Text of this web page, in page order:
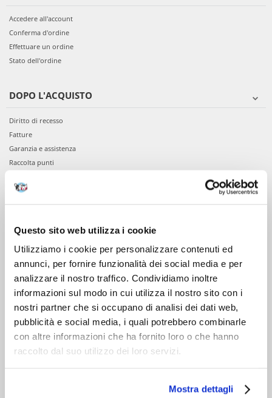
Questo sito web utilizza i cookie
Utilizziamo i cookie per personalizzare contenuti ed
annunci, per fornire funzionalità dei social media e per
analizzare il nostro traffico. Condividiamo inoltre
informazioni sul modo in cui utilizza il nostro sito con i
nostri partner che si occupano di analisi dei dati web,
pubblicità e social media, i quali potrebbero combinarle
con altre informazioni che ha fornito loro o che hanno
raccolto dal suo utilizzo dei loro servizi.
Mostra dettagli
Accedere all'account
Conferma d'ordine
Effettuare un ordine
Stato dell'ordine
DOPO L'ACQUISTO
Diritto di recesso
Fatture
Garanzia e assistenza
Raccolta punti
VIENI A CONOSCERCI
Servizio clienti